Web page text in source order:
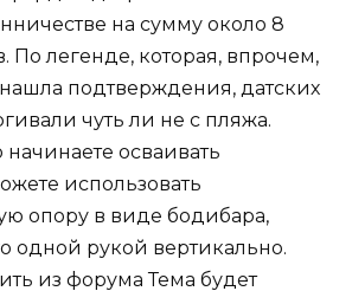
на сумму около 8
По легенде, которая, впрочем,
подтверждения, датских
чуть ли не с пляжа.
начинаете осваивать
использовать
опору в виде бодибара,
одной рукой вертикально.
из форума Тема будет